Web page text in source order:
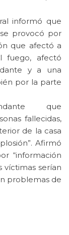
informó que
provocó por
que afectó a
fuego, afectó
y a una
por la parte
que
fallecidas,
de la casa
Afirmó
“información
víctimas serían
problemas de